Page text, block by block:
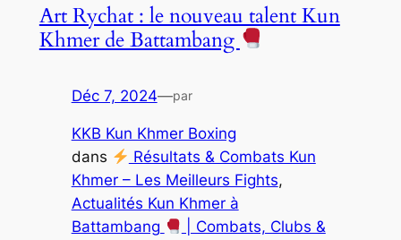
Art Rychat : le nouveau talent Kun
Khmer de Battambang
Déc 7, 2024—par
KKB Kun Khmer Boxing
dans
Résultats & Combats Kun
Khmer – Les Meilleurs Fights
Actualités Kun Khmer à
Battambang
| Combats, Clubs &